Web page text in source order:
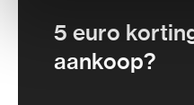
5 euro
aankoop?